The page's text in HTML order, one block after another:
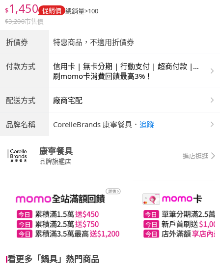
$1,450 促銷價 總銷量>100
$3,200市售價
折價券 特惠商品，不適用折價券
付款方式
信用卡 | 無卡分期 | 行動支付 | 超商付款 |
ATM | 銀聯卡
刷momo卡消費回饋最高3%！
配送方式 廠商宅配
品牌名稱 CorelleBrands 康寧餐具 ． 追蹤
康寧餐具
品牌旗艦店
進店逛逛
看更多「鍋具」熱門商品